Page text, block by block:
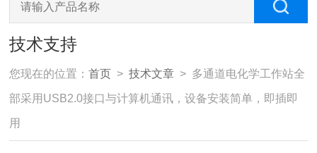
技术支持
您现在的位置：首页 >技术文章 > 多通道电化学工作站全
部采用USB2.0接口与计算机通讯，设备安装简单，即插即
用